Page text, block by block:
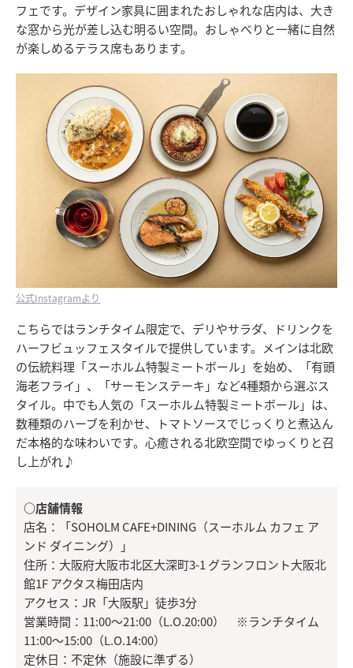
フェです。デザイン家具に囲まれたおしゃれな店内は、大き
な窓から光が差し込む明るい空間。おしゃべりと一緒に自然
が楽しめるテラス席もあります。
公式Instagramより
こちらではランチタイム限定で、デリやサラダ、ドリンクを
ハーフビュッフェスタイルで提供しています。メインは北欧
の伝統料理「スーホルム特製ミートボール」を始め、「有頭
海老フライ」、「サーモンステーキ」など4種類から選ぶス
タイル。中でも人気の「スーホルム特製ミートボール」は、
数種類のハーブを利かせ、トマトソースでじっくりと煮込ん
だ本格的な味わいです。心癒される北欧空間でゆっくりと召
し上がれ♪
○店舗情報
店名：「SOHOLM CAFE+DINING（スーホルム カフェ ア
ンド ダイニング）」
住所：大阪府大阪市北区大深町3-1 グランフロント大阪北
館1F アクタス梅田店内
アクセス：JR「大阪駅」徒歩3分
営業時間：11:00～21:00（L.O.20:00） ※ランチタイム
11:00～15:00（L.O.14:00）
定休日：不定休（施設に準ずる）